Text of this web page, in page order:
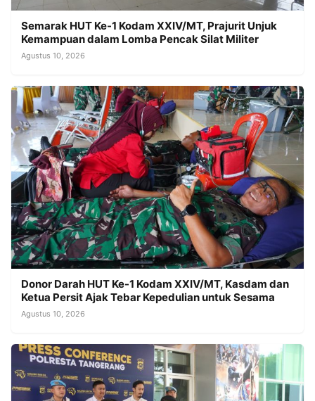
Semarak HUT Ke-1 Kodam XXIV/MT, Prajurit Unjuk
Kemampuan dalam Lomba Pencak Silat Militer
Agustus 10, 2026
Donor Darah HUT Ke-1 Kodam XXIV/MT, Kasdam dan
Ketua Persit Ajak Tebar Kepedulian untuk Sesama
Agustus 10, 2026